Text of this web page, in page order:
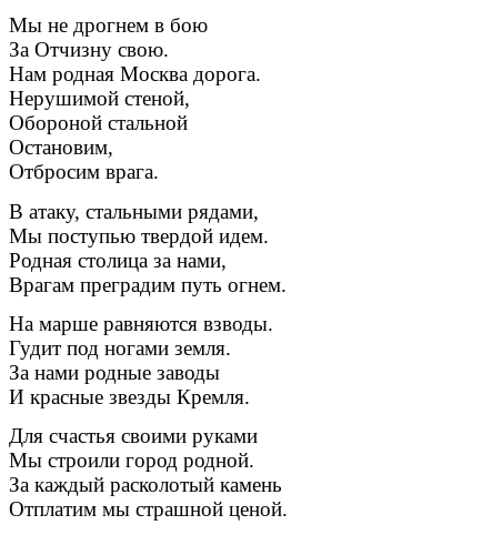
Мы не дрогнем в бою
За Отчизну свою.
Нам родная Москва дорога.
Нерушимой стеной,
Обороной стальной
Остановим,
Отбросим врага.
В атаку, стальными рядами,
Мы поступью твердой идем.
Родная столица за нами,
Врагам преградим путь огнем.
На марше равняются взводы.
Гудит под ногами земля.
За нами родные заводы
И красные звезды Кремля.
Для счастья своими руками
Мы строили город родной.
За каждый расколотый камень
Отплатим мы страшной ценой.